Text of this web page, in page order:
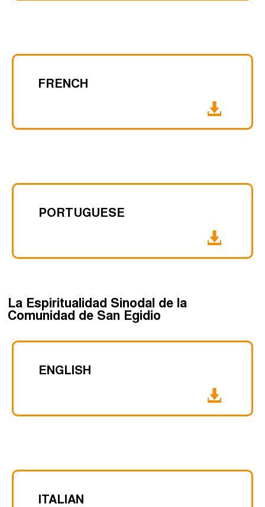
FRENCH
PORTUGUESE
La Espiritualidad Sinodal de la
Comunidad de San Egidio
ENGLISH
ITALIAN